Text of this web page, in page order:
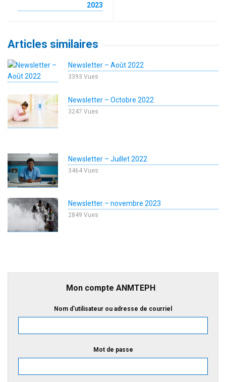
2023
Articles similaires
Newsletter – Août 2022
3393 Vues
Newsletter – Octobre 2022
3247 Vues
Newsletter – Juillet 2022
3464 Vues
Newsletter – novembre 2023
2849 Vues
Mon compte ANMTEPH
Nom d'utilisateur ou adresse de courriel
Mot de passe